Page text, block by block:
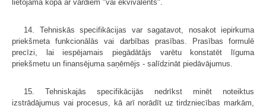
lietojama kopā ar vārdiem "vai ekvivalents".
14. Tehniskās specifikācijas var sagatavot, nosakot iepirkuma
priekšmeta funkcionālās vai darbības prasības. Prasības formulē
precīzi, lai iespējamais piegādātājs varētu konstatēt līguma
priekšmetu un finansējuma saņēmējs - salīdzināt piedāvājumus.
15. Tehniskajās specifikācijās nedrīkst minēt noteiktus
izstrādājumus vai procesus, kā arī norādīt uz tirdzniecības markām,